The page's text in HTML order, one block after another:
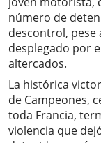
número de
descontrol, pese
desplegado por
altercados.
La histórica
de Campeones,
toda Francia,
violencia que